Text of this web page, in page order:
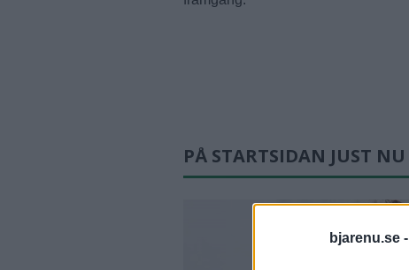
bjarenu.se -
PÅ STARTSIDAN JUST NU